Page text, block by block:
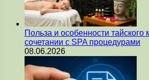
Польза и особенности тайского
сочетании с SPA процедурами
08.06.2026